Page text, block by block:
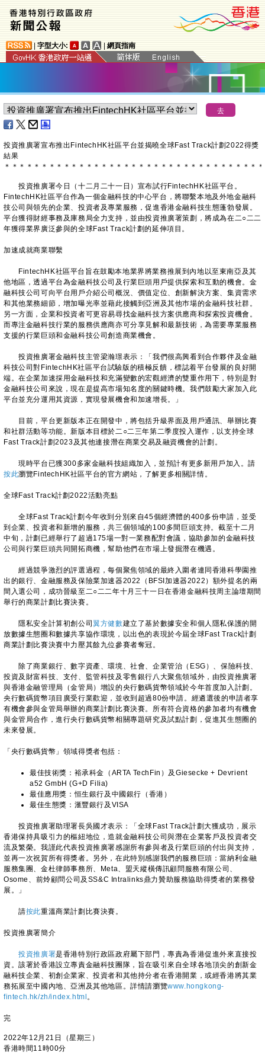
字型大小: 網頁指南
投資推廣署宣布推出FintechHK社區平台並揭曉全球Fast Track計劃2022得獎
結果
＊ ＊ ＊ ＊ ＊ ＊ ＊ ＊ ＊ ＊ ＊ ＊ ＊ ＊ ＊ ＊ ＊ ＊ ＊ ＊ ＊ ＊ ＊ ＊ ＊ ＊ ＊ ＊ ＊ ＊ ＊ ＊ ＊ ＊ ＊
投資推廣署今日（十二月二十一日）宣布試行FintechHK社區平台。
FintechHK社區平台作為一個金融科技的中心平台，將聯繫本地及外地金融科
技公司與領先的企業、投資者及專業服務，促進香港金融科技生態蓬勃發展。
平台獲得財經事務及庫務局全力支持，並由投資推廣署策劃，將成為在二○二二
年獲得業界廣泛參與的全球Fast Track計劃的延伸項目。
加速成就商業聯繫
FintechHK社區平台旨在鼓勵本地業界將業務推展到內地以至東南亞及其
他地區，透過平台為金融科技公司及行業巨頭用戶提供探索和互動的機會。金
融科技公司可向平台用戶介紹公司概況、價值定位、創新解決方案、集資需求
和其他業務細節，增加曝光率並藉此接觸到亞洲及其他巿場的金融科技社群。
另一方面，企業和投資者可更容易尋找金融科技方案供應商和探索投資機會。
而專注金融科技行業的服務供應商亦可分享見解和最新技術，為需要專業服務
支援的行業巨頭和金融科技公司創造商業機會。
投資推廣署金融科技主管梁瀚璟表示：「我們很高興看到合作夥伴及金融
科技公司對FintechHK社區平台試驗版的積極反饋，標誌着平台發展的良好開
端。在企業加速採用金融科技和充滿變數的宏觀經濟的雙重作用下，特別是對
金融科技公司來說，現在是提高市場知名度的關鍵時機。我們鼓勵大家加入此
平台並充分運用其資源，實現發展機會和加速增長。」
目前，平台更新版本正在開發中，將包括升級界面及用戶通訊、舉辦比賽
和社群活動等功能。新版本目標於二○二三年第二季度投入運作，以支持全球
Fast Track計劃2023及其他連接潛在商業交易及融資機會的計劃。
現時平台已獲300多家金融科技組織加入，並預計有更多新用戶加入。請
按此瀏覽FintechHK社區平台的官方網站，了解更多相關詳情。
全球Fast Track計劃2022活動亮點
全球Fast Track計劃今年收到分別來自45個經濟體的400多份申請，並受
到企業、投資者和新增的服務，共三個領域的100多間巨頭支持。截至十二月
中旬，計劃已經舉行了超過175場一對一業務配對會議，協助參加的金融科技
公司與行業巨頭共同開拓商機，幫助他們在市場上發掘潛在機遇。
經過競爭激烈的評選過程，每個聚焦領域的最終入圍者連同香港科學園推
出的銀行、金融服務及保險業加速器2022（BFSI加速器2022）額外提名的兩
間入選公司，成功晉級至二○二二年十月三十一日在香港金融科技周主論壇期間
舉行的商業計劃比賽決賽。
隱私安全計算初創公司翼方健數建立了基於數據安全和個人隱私保護的開
放數據生態圈和數據共享協作環境，以出色的表現於今屆全球Fast Track計劃
商業計劃比賽決賽中力壓其餘九位參賽者奪冠。
除了商業銀行、數字資產、環境、社會、企業管治（ESG）、保險科技、
投資及財富科技、支付、監管科技及零售銀行八大聚焦領域外，由投資推廣署
與香港金融管理局（金管局）增設的央行數碼貨幣領域於今年首度加入計劃。
央行數碼貨幣項目廣受行業歡迎，並收到超過80份申請。經遴選後的申請者享
有機會參與金管局舉辦的商業計劃比賽決賽。所有符合資格的參加者均有機會
與金管局合作，進行央行數碼貨幣相關專題研究及試點計劃，促進其生態圈的
未來發展。
「央行數碼貨幣」領域得獎者包括：​​
最佳技術獎：裕承科金（ARTA TechFin）及Giesecke + Devrient
a52 GmbH (G+D Filia)
最佳應用獎：恒生銀行及中國銀行（香港）
最佳生態獎：滙豐銀行及VISA
投資推廣署助理署長吳國才表示：「全球Fast Track計劃大獲成功，展示
香港保持具吸引力的樞紐地位，造就金融科技公司與潛在企業客戶及投資者交
流及繁榮。我謹此代表投資推廣署感謝所有參與者及行業巨頭的付出與支持，
並再一次祝賀所有得獎者。另外，在此特別感謝我們的服務巨頭：當納利金融
服務集團、金杜律師事務所、Meta、盟天縱橫傳訊顧問服務有限公司、
Osome、前炩顧問公司及SS&C Intralinks鼎力贊助服務協助得獎者的業務發
展。」
請按此重溫商業計劃比賽決賽。
投資推廣署簡介
投資推廣署是香港特別行政區政府屬下部門，專責為香港促進外來直接投
資。該署於香港設立專責金融科技團隊，旨在吸引來自全球各地頂尖的創新金
融科技企業、初創企業家、投資者和其他持分者在香港開業，或經香港將其業
務拓展至中國內地、亞洲及其他地區。詳情請瀏覽www.hongkong-
fintech.hk/zh/index.html 。
完
2022年12月21日（星期三）
香港時間11時00分